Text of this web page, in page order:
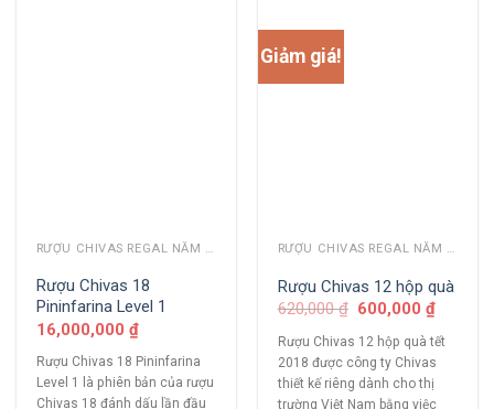
RƯỢU CHIVAS REGAL NĂM CŨ
Rượu Chivas 18
Pininfarina Level 1
16,000,000 ₫
Rượu Chivas 18 Pininfarina
Level 1 là phiên bản của rượu
Chivas 18 đánh dấu lần đầu
Giảm giá!
RƯỢU CHIVAS REGAL NĂM CŨ
Rượu Chivas 12 hộp quà
620,000₫ 600,000₫
Rượu Chivas 12 hộp quà tết
2018 được công ty Chivas
thiết kế riêng dành cho thị
trường Việt Nam bằng việc